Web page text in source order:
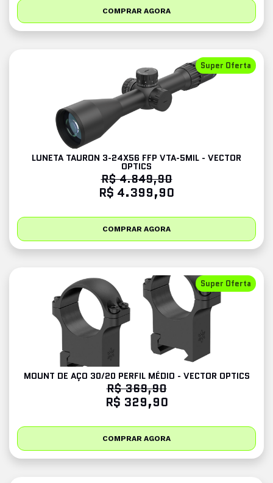
COMPRAR AGORA
Super Oferta
LUNETA TAURON 3-24X56 FFP VTA-5MIL - VECTOR
OPTICS
R$ 4.849,90
R$ 4.399,90
COMPRAR AGORA
Super Oferta
MOUNT DE AÇO 30/20 PERFIL MÉDIO - VECTOR OPTICS
R$ 369,90
R$ 329,90
COMPRAR AGORA